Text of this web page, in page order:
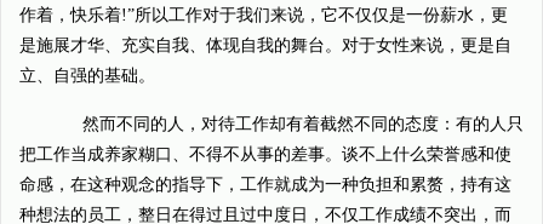
作着，快乐着!”所以工作对于我们来说，它不仅仅是一份薪水，更
是施展才华、充实自我、体现自我的舞台。对于女性来说，更是自
立、自强的基础。
然而不同的人，对待工作却有着截然不同的态度：有的人只
把工作当成养家糊口、不得不从事的差事。谈不上什么荣誉感和使
命感，在这种观念的指导下，工作就成为一种负担和累赘，持有这
种想法的员工，整日在得过且过中度日，不仅工作成绩不突出，而